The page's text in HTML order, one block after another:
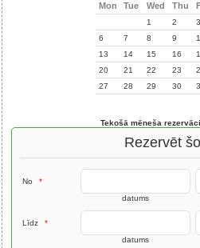
Mon Tue Wed Thu
1 2 3
6
7 8 9
13
14 15 16
20
21 22 23
27
28 29 30
Tekošā mēneša
Rezervēt
No
*
datums
Līdz
*
datums